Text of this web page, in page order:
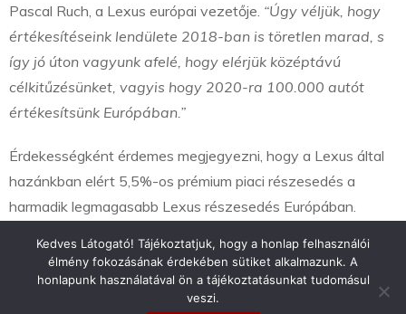
Pascal Ruch, a Lexus európai vezetője. “Úgy véljük, hogy
értékesítéseink lendülete 2018-ban is töretlen marad, s
így jó úton vagyunk afelé, hogy elérjük középtávú
célkitűzésünket, vagyis hogy 2020-ra 100.000 autót
értékesítsünk Európában.”
Érdekességként érdemes megjegyezni, hogy a Lexus által
hazánkban elért 5,5%-os prémium piaci részesedés a
harmadik legmagasabb Lexus részesedés Európában.
Kedves Látogató! Tájékoztatjuk, hogy a honlap felhasználói
élmény fokozásának érdekében sütiket alkalmazunk. A
honlapunk használatával ön a tájékoztatásunkat tudomásul
veszi.